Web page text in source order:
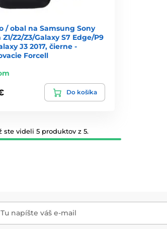
/ obal na Samsung Sony
Z2/Z3/Galaxy S7 Edge/P9
J3 2017, čierne -
Forcell
Do košíka
ste videli 5 produktov z 5.
Tu napíšte váš e-mail